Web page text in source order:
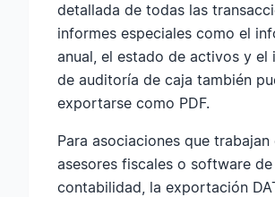
detallada de todas las
informes especiales como el
anual, el estado de activos y el
de auditoría de caja también
exportarse como PDF.
Para asociaciones que trabajan
asesores fiscales o software de
contabilidad, la exportación